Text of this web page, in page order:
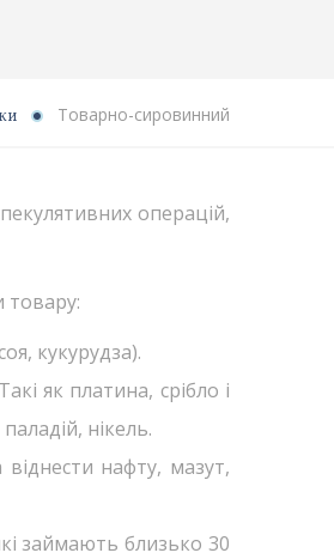
Товарно-сировинний
операцій,
товару:
кукурудза).
як платина, срібло і
нікель.
віднести нафту, мазут,
займають близько 30